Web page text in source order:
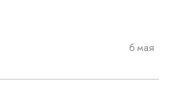
6 мая